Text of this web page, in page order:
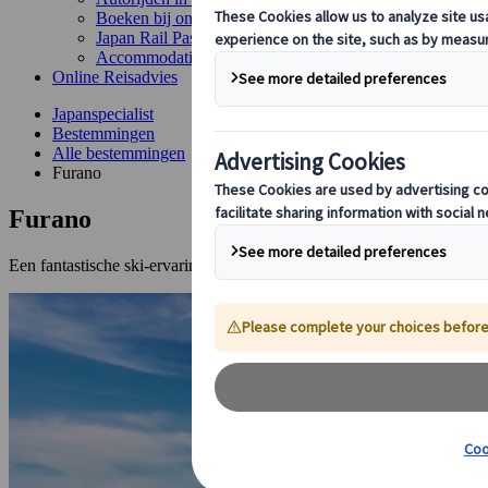
Boeken bij ons
Japan Rail Pass
Accommodatie
Online Reisadvies
Japanspecialist
Bestemmingen
Alle bestemmingen
Furano
Furano
Een fantastische ski-ervaring en een voorproefje van traditioneel